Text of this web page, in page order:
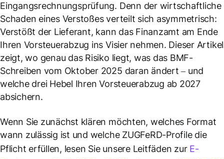
Eingangsrechnungsprüfung. Denn der wirtschaftliche
Schaden eines Verstoßes verteilt sich asymmetrisch:
Verstößt der Lieferant, kann das Finanzamt am Ende
Ihren Vorsteuerabzug ins Visier nehmen. Dieser Artikel
zeigt, wo genau das Risiko liegt, was das BMF-
Schreiben vom Oktober 2025 daran ändert – und
welche drei Hebel Ihren Vorsteuerabzug ab 2027
absichern.
Wenn Sie zunächst klären möchten, welches Format
wann zulässig ist und welche ZUGFeRD-Profile die
Pflicht erfüllen, lesen Sie unsere Leitfäden zur E-